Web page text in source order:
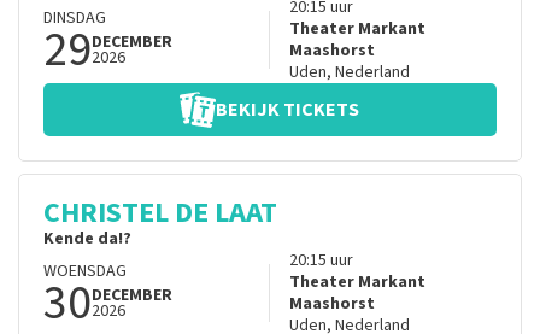
DINSDAG
29DECEMBER
2026
20:15 uur
Theater Markant
Maashorst
Uden, Nederland
BEKIJK TICKETS
CHRISTEL DE LAAT
Kende da!?
WOENSDAG
30DECEMBER
2026
20:15 uur
Theater Markant
Maashorst
Uden, Nederland